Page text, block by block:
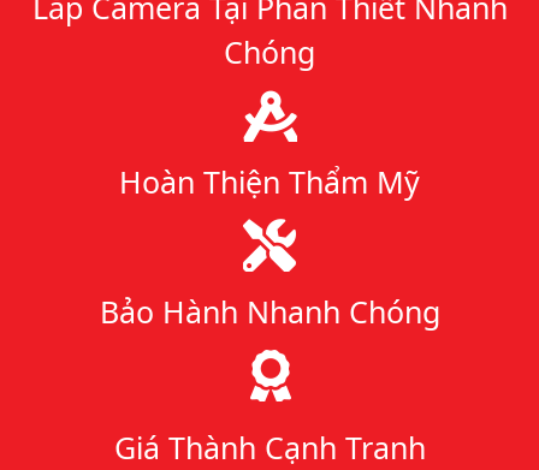
Chóng
Hoàn Thiện Thẩm Mỹ
Bảo Hành Nhanh Chóng
Giá Thành Cạnh Tranh